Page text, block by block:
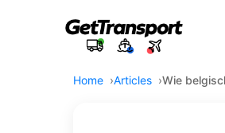
Home Articles Wie